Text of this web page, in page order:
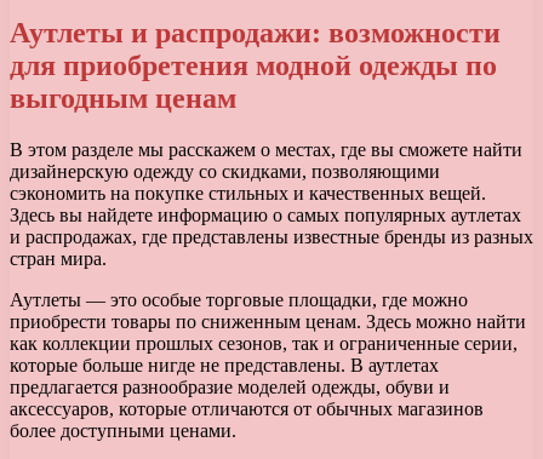
Аутлеты и распродажи: возможности
для приобретения модной одежды по
выгодным ценам
В этом разделе мы расскажем о местах, где вы сможете найти
дизайнерскую одежду со скидками, позволяющими
сэкономить на покупке стильных и качественных вещей.
Здесь вы найдете информацию о самых популярных аутлетах
и распродажах, где представлены известные бренды из разных
стран мира.
Аутлеты — это особые торговые площадки, где можно
приобрести товары по сниженным ценам. Здесь можно найти
как коллекции прошлых сезонов, так и ограниченные серии,
которые больше нигде не представлены. В аутлетах
предлагается разнообразие моделей одежды, обуви и
аксессуаров, которые отличаются от обычных магазинов
более доступными ценами.